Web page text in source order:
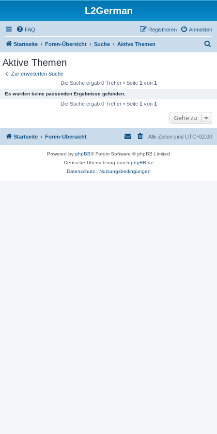
L2German
FAQ Anmelden
Registrieren
Startseite Foren-Übersicht Suche Aktive Themen
Aktive Themen
Zur erweiterten Suche
Die Suche ergab 0 Treffer • Seite 1 von 1
Es wurden keine passenden Ergebnisse gefunden.
Die Suche ergab 0 Treffer • Seite 1 von 1
Gehe zu
Startseite Foren-Übersicht Alle Zeiten sind UTC+02:00
Powered by phpBB® Forum Software © phpBB Limited
Deutsche Übersetzung durch phpBB.de
Datenschutz| Nutzungsbedingungen